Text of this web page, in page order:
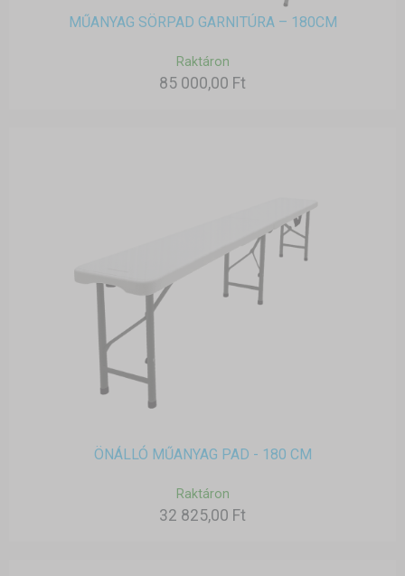
MŰANYAG SÖRPAD GARNITÚRA – 180CM
Raktáron
85 000,00 Ft
ÖNÁLLÓ MŰANYAG PAD - 180 CM
Raktáron
32 825,00 Ft